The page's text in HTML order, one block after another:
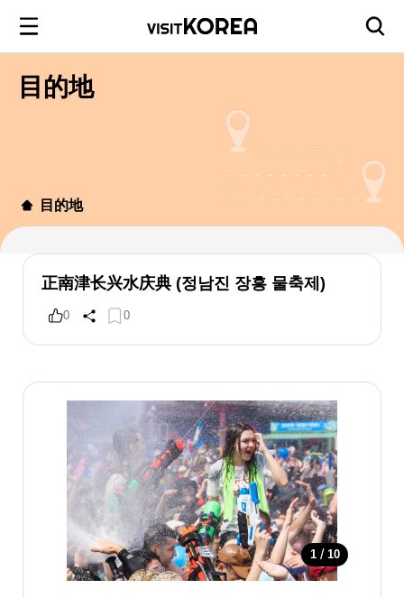
目的地
目的地
正南津长兴水庆典 (정남진 장흥 물축제)
0 0
1 / 10